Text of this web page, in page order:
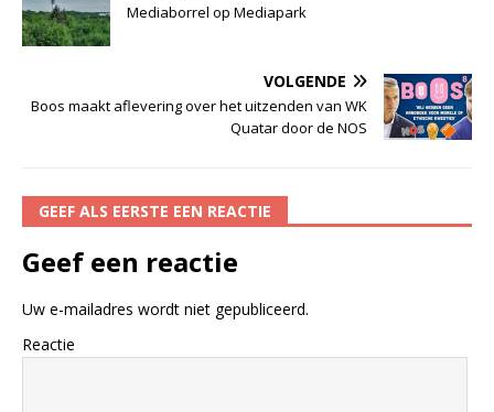
Mediaborrel op Mediapark
VOLGENDE
Boos maakt aflevering over het uitzenden van WK
Quatar door de NOS
GEEF ALS EERSTE EEN REACTIE
Geef een reactie
Uw e-mailadres wordt niet gepubliceerd.
Reactie